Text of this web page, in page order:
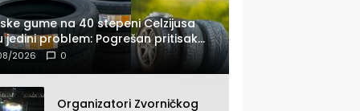
gume na 40 stepeni Celzijusa
jedini problem: Pogrešan pritisak
biti mnogo opasniji
2026 0
Organizatori Zvorničkog